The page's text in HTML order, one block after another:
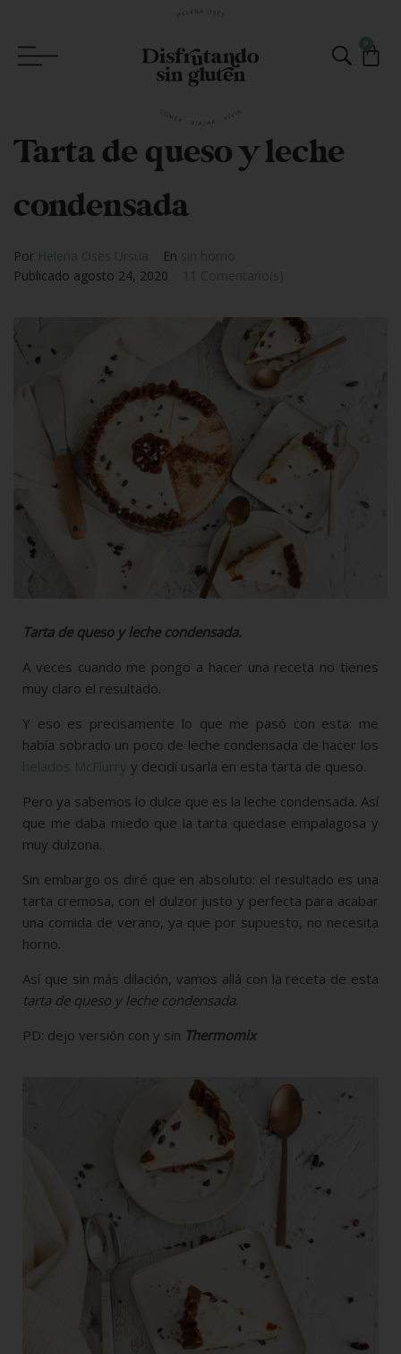
Tarta de queso y leche
condensada
Por Helena Oses Ursua En sin horno
Publicado agosto 24, 2020 11 Comentario(s)
Tarta de queso y leche condensada.
A veces cuando me pongo a hacer una receta no tienes
muy claro el resultado.
Y eso es precisamente lo que me pasó con esta: me
había sobrado un poco de leche condensada de hacer los
helados McFlurry y decidí usarla en esta tarta de queso.
Pero ya sabemos lo dulce que es la leche condensada. Así
que me daba miedo que la tarta quedase empalagosa y
muy dulzona.
Sin embargo os diré que en absoluto: el resultado es una
tarta cremosa, con el dulzor justo y perfecta para acabar
una comida de verano, ya que por supuesto, no necesita
horno.
Así que sin más dilación, vamos allá con la receta de esta
tarta de queso y leche condensada.
PD: dejo versión con y sin Thermomix